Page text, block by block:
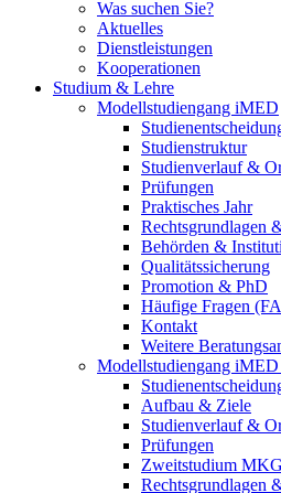
Was suchen Sie?
Aktuelles
Dienstleistungen
Kooperationen
Studium & Lehre
Modellstudiengang iMED
Studienstruktur
Studienverlauf &
Prüfungen
Praktisches Jahr
Rechtsgrundlagen
Behörden &
Qualitätssicherung
Promotion & PhD
Häufige Fragen
Kontakt
Weitere
Modellstudiengang
Aufbau & Ziele
Studienverlauf &
Prüfungen
Zweitstudium MKG
Rechtsgrundlagen